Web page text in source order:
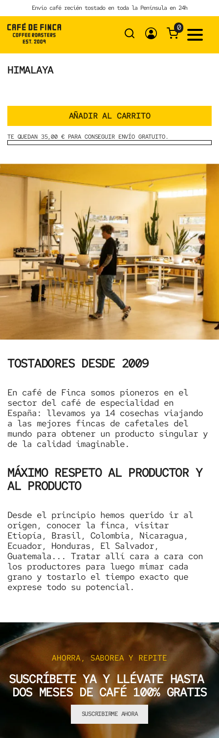
to
content
Envío café recién tostado en toda la Península en 24h
0
HIMALAYA
AÑADIR AL CARRITO
TE QUEDAN 35,00 € PARA CONSEGUIR ENVÍO GRATUITO.
TOSTADORES DESDE 2009
En café de Finca somos pioneros en el
sector del café de especialidad en
España: llevamos ya 14 cosechas viajando
a las mejores fincas de cafetales del
mundo para obtener un producto singular y
de la calidad imaginable.
MÁXIMO RESPETO AL PRODUCTOR Y
AL PRODUCTO
Desde el principio hemos querido ir al
origen, conocer la finca, visitar
Etiopía, Brasil, Colombia, Nicaragua,
Ecuador, Honduras, El Salvador,
Guatemala... Tratar allí cara a cara con
los productores para luego mimar cada
grano y tostarlo el tiempo exacto que
exprese todo su potencial.
AHORRA, SABOREA Y REPITE
SUSCRÍBETE YA Y LLÉVATE HASTA
DOS MESES DE CAFÉ 100% GRATIS
SUSCRIBIRME AHORA